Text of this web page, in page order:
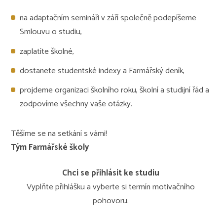
na adaptačním semináři v září společně podepíšeme
Smlouvu o studiu,
zaplatíte školné,
dostanete studentské indexy a Farmářský deník,
projdeme organizaci školního roku, školní a studijní řád a
zodpovíme všechny vaše otázky.
Těšíme se na setkání s vámi!
Tým Farmářské školy
Chci se přihlásit ke studiu
Vyplňte přihlášku a vyberte si termín motivačního
pohovoru.